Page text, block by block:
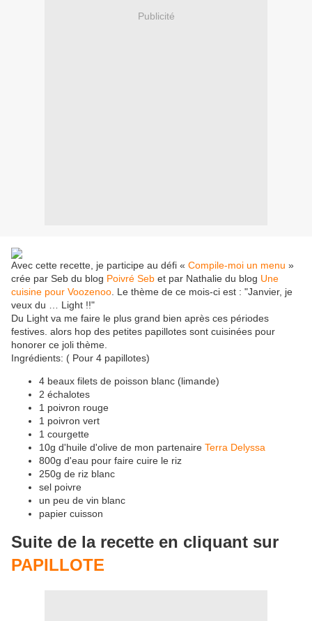
Publicité
Avec cette recette, je participe au défi « Compile-moi un menu »
crée par Seb du blog Poivré Seb et par Nathalie du blog Une
cuisine pour Voozenoo . Le thème de ce mois-ci est : "Janvier, je
veux du … Light !!"
Du Light va me faire le plus grand bien après ces périodes
festives. alors hop des petites papillotes sont cuisinées pour
honorer ce joli thème.
Ingrédients: ( Pour 4 papillotes)
4 beaux filets de poisson blanc (limande)
2 échalotes
1 poivron rouge
1 poivron vert
1 courgette
10g d'huile d'olive de mon partenaire Terra Delyssa
800g d'eau pour faire cuire le riz
250g de riz blanc
sel poivre
un peu de vin blanc
papier cuisson
Suite de la recette en cliquant sur
PAPILLOTE